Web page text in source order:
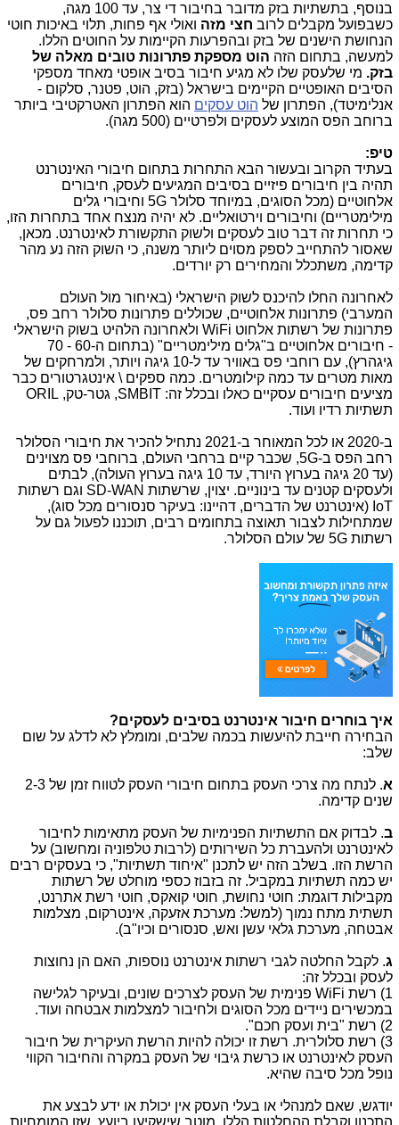
בנוסף, בתשתיות בזק מדובר בחיבור די צר, עד 100 מגה,
כשבפועל מקבלים לרוב חצי מזה ואולי אף פחות, תלוי באיכות חוטי
הנחושת הישנים של בזק ובהפרעות הקיימות על החוטים הללו.
למעשה, בתחום הזה הוט מספקת פתרונות טובים מאלה של
בזק. מי שלעסק שלו לא מגיע חיבור בסיב אופטי מאחד מספקי
הסיבים האופטיים הקיימים בישראל (בזק, הוט, פטנר, סלקום -
אנלימיטד), הפתרון של הוט עסקים הוא הפתרון האטרקטיבי ביותר
ברוחב הפס המוצע לעסקים ולפרטיים (500 מגה).
טיפ:
בעתיד הקרוב ובעשור הבא התחרות בתחום חיבורי האינטרנט
תהיה בין חיבורים פיזיים בסיבים המגיעים לעסק, חיבורים
אלחוטיים (מכל הסוגים, במיוחד סלולר 5G וחיבורי גלים
מילימטריים) וחיבורים וירטואליים. לא יהיה מנצח אחד בתחרות הזו,
כי תחרות זה דבר טוב לעסקים ולשוק התקשורת לאינטרנט. מכאן,
שאסור להתחייב לספק מסוים ליותר משנה, כי השוק הזה נע מהר
קדימה, משתכלל והמחירים רק יורדים.
לאחרונה החלו להיכנס לשוק הישראלי (באיחור מול העולם
המערבי) פתרונות אלחוטיים, שכוללים פתרונות סלולר רחב פס,
פתרונות של רשתות אלחוט WiFi ולאחרונה הלהיט בשוק הישראלי
- חיבורים אלחוטיים ב"גלים מילימטריים" (בתחום ה-60 - 70
גיגהרץ), עם רוחבי פס באוויר עד ל-10 גיגה ויותר, ולמרחקים של
מאות מטרים עד כמה קילומטרים. כמה ספקים \ אינטגרטורים כבר
מציעים חיבורים עסקיים כאלו ובכלל זה: SMBIT, גטר-טק, ORIL
תשתיות רדיו ועוד.
ב-2020 או לכל המאוחר ב-2021 נתחיל להכיר את חיבורי הסלולר
רחב הפס ב-G 5, שכבר קיים ברחבי העולם, ברוחבי פס מצוינים
(עד 20 גיגה בערוץ היורד, עד 10 גיגה בערוץ העולה), לבתים
ולעסקים קטנים עד בינוניים. יצוין, שרשתות SD-WAN וגם רשתות
IoT (אינטרנט של הדברים, דהיינו: בעיקר סנסורים מכל סוג),
שמתחילות לצבור תאוצה בתחומים רבים, תוכננו לפעול גם על
רשתות 5G של עולם הסלולר.
איך בוחרים חיבור אינטרנט בסיבים לעסקים?
הבחירה חייבת להיעשות בכמה שלבים, ומומלץ לא לדלג על שום
שלב:
א
. לנתח מה צרכי העסק בתחום חיבורי העסק לטווח זמן של 2-3
שנים קדימה.
ב. לבדוק אם התשתיות הפנימיות של העסק מתאימות לחיבור
לאינטרנט ולהעברת כל השירותים (לרבות טלפוניה ומחשוב) על
הרשת הזו. בשלב הזה יש לתכנן "איחוד תשתיות", כי בעסקים רבים
יש כמה תשתיות במקביל. זה בזבוז כספי מוחלט של רשתות
מקבילות דוגמת: חוטי נחושת, חוטי קואקס, חוטי רשת אתרנט,
תשתית מתח נמוך (למשל: מערכת אזעקה, אינטרקום, מצלמות
אבטחה, מערכת גלאי עשן ואש, סנסורים וכיו"ב).
ג. לקבל החלטה לגבי רשתות אינטרנט נוספות, האם הן נחוצות
לעסק ובכלל זה:
1) רשת
WiFi פנימית של העסק לצרכים שונים, ובעיקר לגלישה
במכשירים ניידים מכל הסוגים ולחיבור למצלמות אבטחה ועוד.
2) רשת "בית ועסק חכם".
3) רשת סלולרית. רשת זו יכולה להיות הרשת העיקרית של חיבור
העסק לאינטרנט או כרשת גיבוי של העסק במקרה והחיבור הקווי
נופל מכל סיבה שהיא.
יודגש, שאם למנהלי או בעלי העסק אין יכולת או ידע לבצע את
התכנון וקבלת ההחלטות הללו, מוטב שישקיעו ביועץ, שזו המומחיות